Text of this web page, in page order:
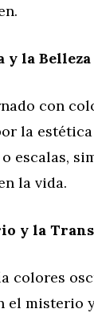
y la Belleza
con
la
la vida.
y la
colores
el misterio